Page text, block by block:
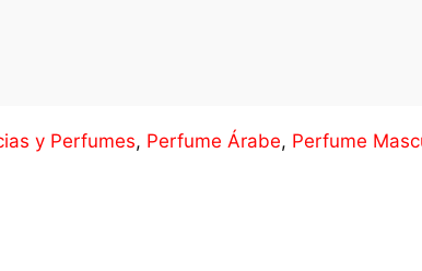
y Perfumes, Perfume Árabe, Perfume